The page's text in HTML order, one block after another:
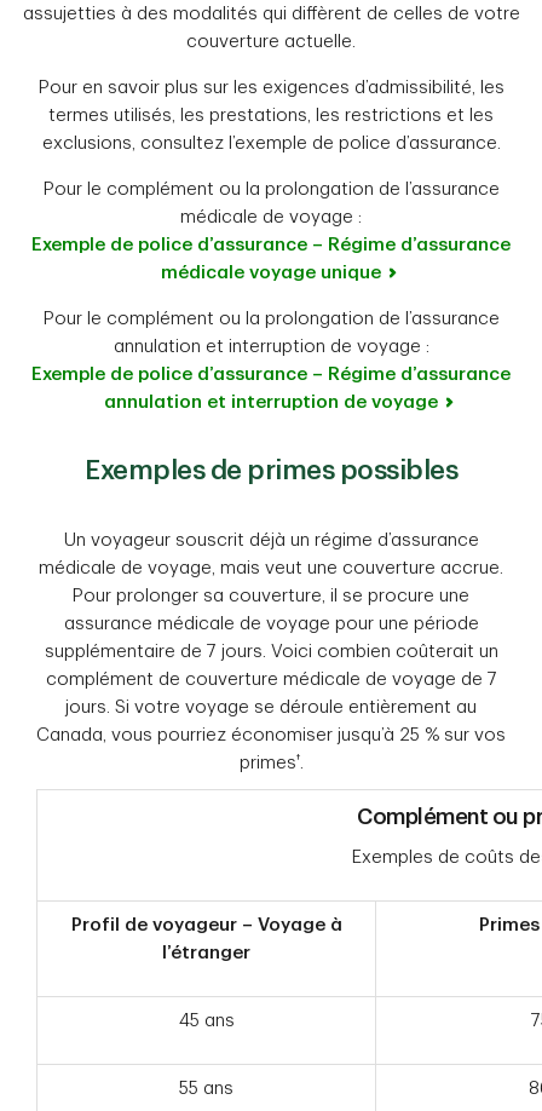
assujetties à des modalités qui diffèrent de celles de votre
couverture actuelle.
Pour en savoir plus sur les exigences d’admissibilité, les
termes utilisés, les prestations, les restrictions et les
exclusions, consultez l’exemple de police d’assurance.
Pour le complément ou la prolongation de l’assurance
médicale de voyage :
Exemple de police d’assurance – Régime d’assurance
médicale voyage unique
Pour le complément ou la prolongation de l’assurance
annulation et interruption de voyage :
Exemple de police d’assurance – Régime d’assurance
annulation et interruption de voyage
Exemples de primes possibles
Un voyageur souscrit déjà un régime d’assurance
médicale de voyage, mais veut une couverture accrue.
Pour prolonger sa couverture, il se procure une
assurance médicale de voyage pour une période
supplémentaire de 7 jours. Voici combien coûterait un
complément de couverture médicale de voyage de 7
jours. Si votre voyage se déroule entièrement au
Canada, vous pourriez économiser jusqu’à 25 % sur vos
primes†.
Complément ou
Exemples de coûts
Profil de voyageur – Voyage à
l’étranger
45 ans
55 ans